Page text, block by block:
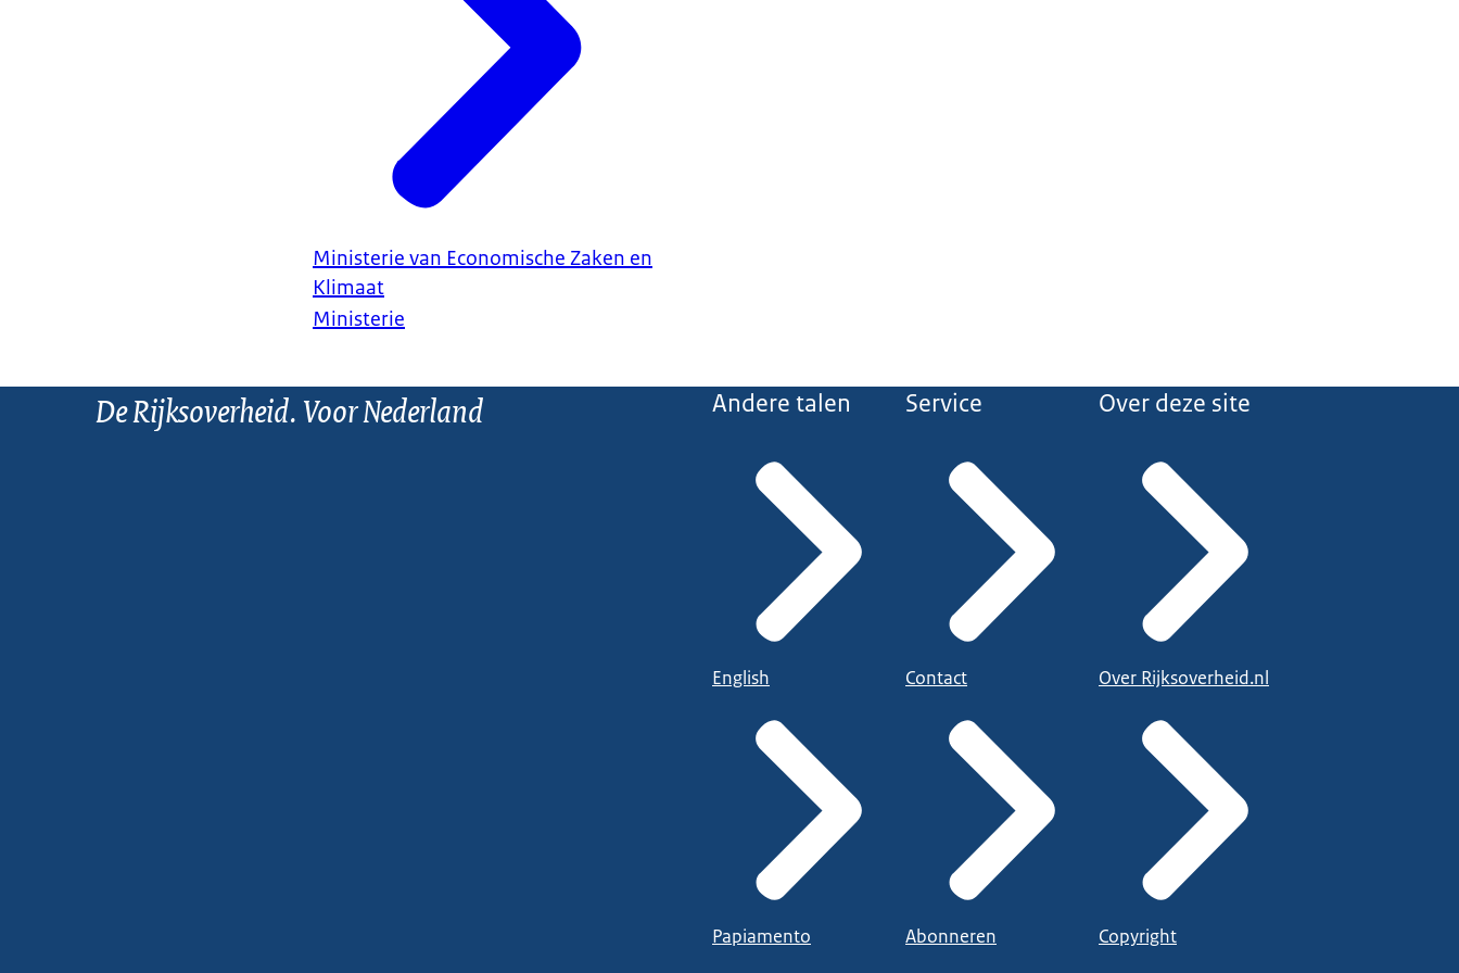
Ministerie van Economische Zaken en
Klimaat
Ministerie
De Rijksoverheid. Voor Nederland Andere talen
English
Papiamento
Service
Contact
Abonneren
Over deze site
Over Rijksoverheid.nl
Copyright